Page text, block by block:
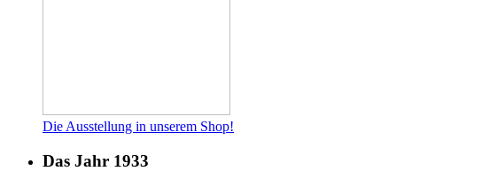
Die Ausstellung in unserem Shop!
Das Jahr 1933